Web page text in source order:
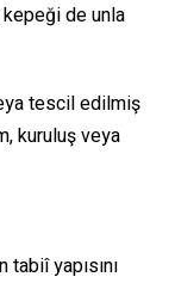
de unla
tescil edilmiş
kuruluş veya
tabiî yapısını